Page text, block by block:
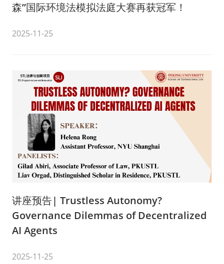
森”国际环境法模拟法庭大赛再获冠军！
2025-11-25
讲座预告| Trustless Autonomy?
Governance Dilemmas of Decentralized
AI Agents
2025-11-25